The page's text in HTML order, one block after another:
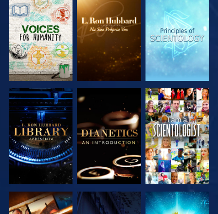
EXPLORAR A
SÉRIE
EXPLORAR A
SÉRIE
EXPLORAR A
SÉRIE
EXPLORAR A
SÉRIE
EXPLORAR A
SÉRIE
VER